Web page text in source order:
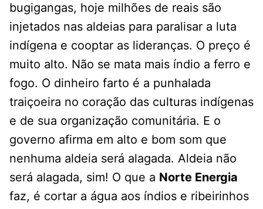
bugigangas, hoje milhões de reais são
injetados nas aldeias para paralisar a luta
indígena e cooptar as lideranças. O preço é
muito alto. Não se mata mais índio a ferro e
fogo. O dinheiro farto é a punhalada
traiçoeira no coração das culturas indígenas
e de sua organização comunitária. E o
governo afirma em alto e bom som que
nenhuma aldeia será alagada. Aldeia não
será alagada, sim! O que a Norte Energia
faz, é cortar a água aos índios e ribeirinhos